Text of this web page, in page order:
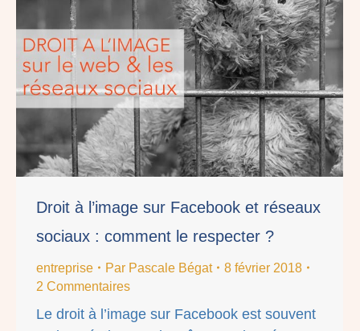
Droit à l’image sur Facebook et réseaux
sociaux : comment le respecter ?
entreprise Par Pascale Bégat
8 février 2018
2 Commentaires
Le droit à l’image sur Facebook est souvent